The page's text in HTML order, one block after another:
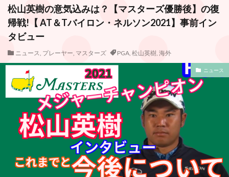
松山英樹の意気込みは？【マスターズ優勝後】の復
帰戦!【 AT＆Tバイロン・ネルソン2021】事前イン
タビュー
ニュース, プレーヤー, マスターズ PGA, 松山英樹, 海外
ニュース